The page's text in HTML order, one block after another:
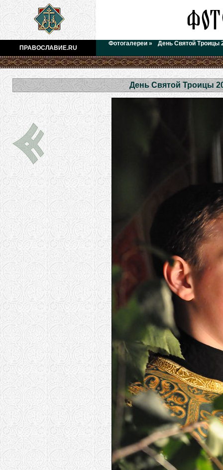
ПРАВОСЛАВИЕ.RU
Фотогалереи » День Святой Троицы
День Святой Троицы